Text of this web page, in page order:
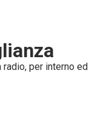
per interno ed